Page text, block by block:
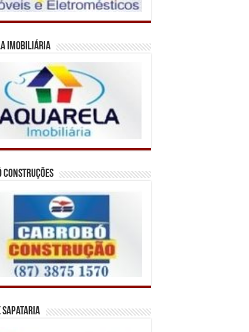
Imobiliária
Construções
Sapataria